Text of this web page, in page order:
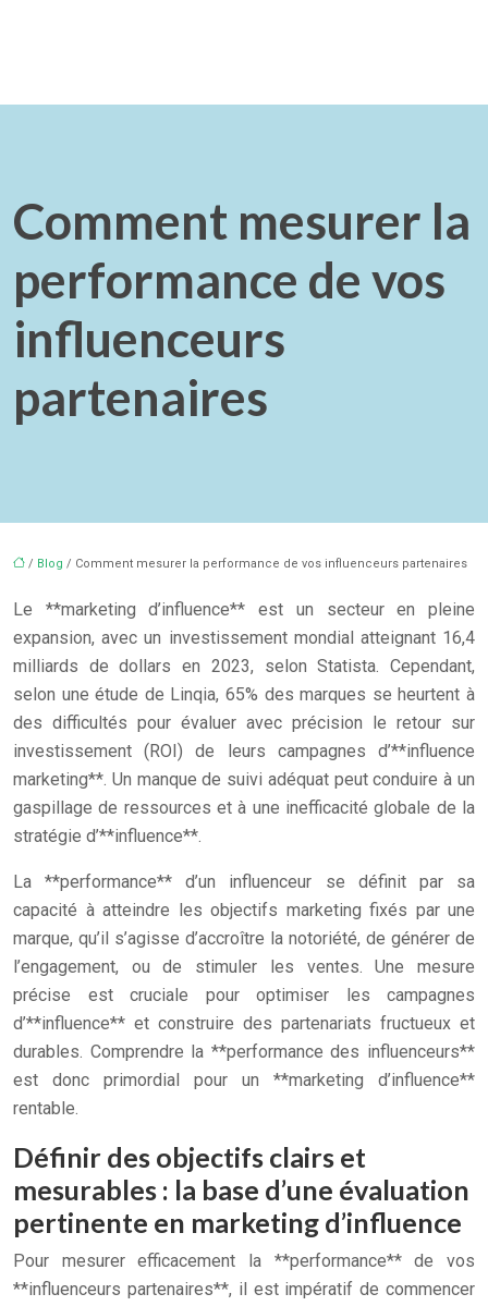
Comment mesurer la
performance de vos
influenceurs
partenaires
/ Blog / Comment mesurer la performance de vos influenceurs partenaires
Le **marketing d’influence** est un secteur en pleine
expansion, avec un investissement mondial atteignant 16,4
milliards de dollars en 2023, selon Statista. Cependant,
selon une étude de Linqia, 65% des marques se heurtent à
des difficultés pour évaluer avec précision le retour sur
investissement (ROI) de leurs campagnes d’**influence
marketing**. Un manque de suivi adéquat peut conduire à un
gaspillage de ressources et à une inefficacité globale de la
stratégie d’**influence**.
La **performance** d’un influenceur se définit par sa
capacité à atteindre les objectifs marketing fixés par une
marque, qu’il s’agisse d’accroître la notoriété, de générer de
l’engagement, ou de stimuler les ventes. Une mesure
précise est cruciale pour optimiser les campagnes
d’**influence** et construire des partenariats fructueux et
durables. Comprendre la **performance des influenceurs**
est donc primordial pour un **marketing d’influence**
rentable.
Définir des objectifs clairs et
mesurables : la base d’une évaluation
pertinente en marketing d’influence
Pour mesurer efficacement la **performance** de vos
**influenceurs partenaires**, il est impératif de commencer